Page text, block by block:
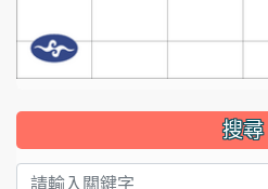
::: 搜尋